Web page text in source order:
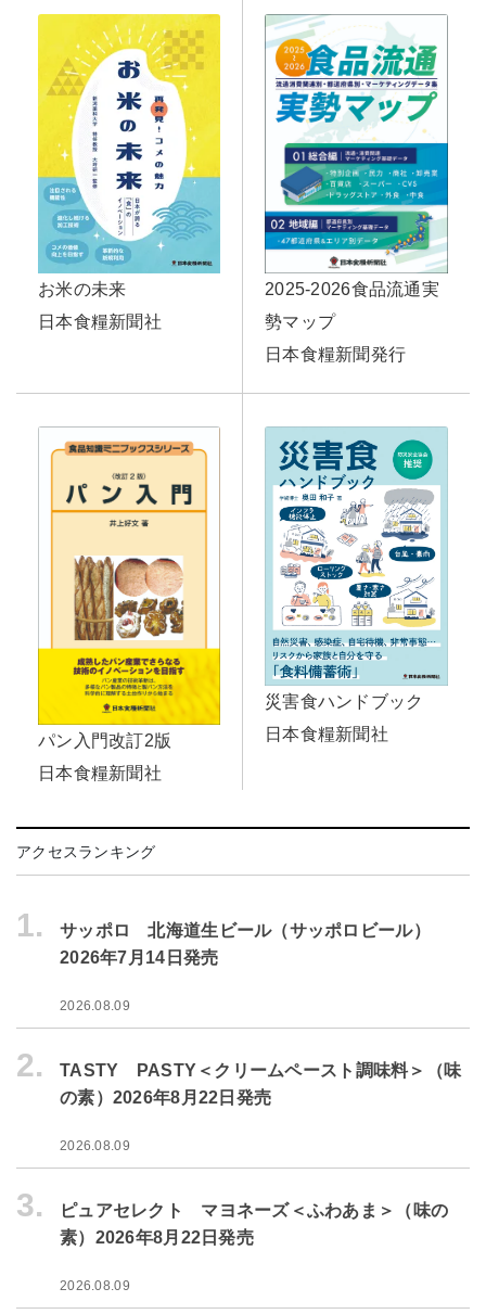
お米の未来
日本食糧新聞社
2025-2026食品流通実
勢マップ
日本食糧新聞発行
パン入門改訂2版
日本食糧新聞社
災害食ハンドブック
日本食糧新聞社
アクセスランキング
1.
サッポロ 北海道生ビール（サッポロビール）
2026年7月14日発売
2026.08.09
2.
TASTY PASTY＜クリームペースト調味料＞（味
の素）2026年8月22日発売
2026.08.09
3.
ピュアセレクト マヨネーズ＜ふわあま＞（味の
素）2026年8月22日発売
2026.08.09